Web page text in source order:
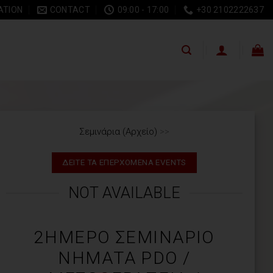
CONTACT 09:00 - 17:00 +30 2102222637
Σεμινάρια (Αρχείο) >>
ΔΕΙΤΕ ΤΑ ΕΠΕΡΧΟΜΕΝΑ EVENTS
NOT AVAILABLE
2ΉΜΕΡΟ ΣΕΜΙΝΆΡΙΟ
ΝΉΜΑΤΑ PDO /